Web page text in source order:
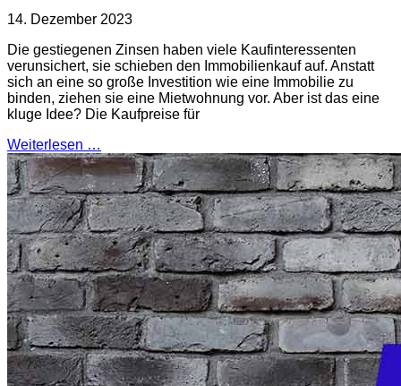
14. Dezember 2023
Die gestiegenen Zinsen haben viele Kaufinteressenten
verunsichert, sie schieben den Immobilienkauf auf. Anstatt
sich an eine so große Investition wie eine Immobilie zu
binden, ziehen sie eine Mietwohnung vor. Aber ist das eine
kluge Idee? Die Kaufpreise für
Weiterlesen …